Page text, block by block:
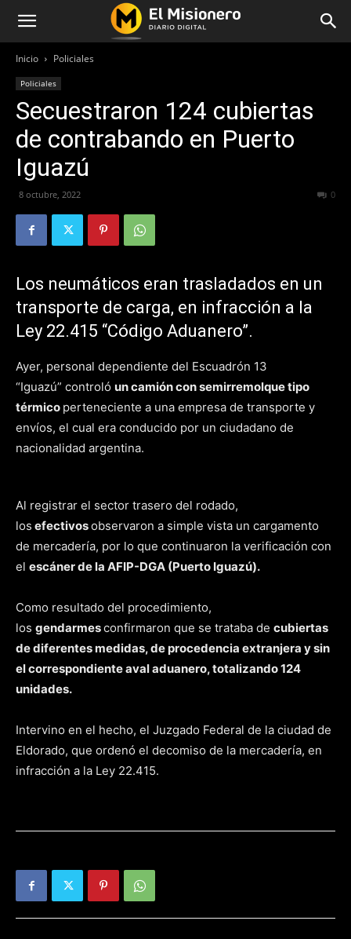
Inicio Policiales
Policiales
Secuestraron 124 cubiertas
de contrabando en Puerto
Iguazú
8 octubre, 2022 0
Los neumáticos eran trasladados en un
transporte de carga, en infracción a la
Ley 22.415 “Código Aduanero”.
Ayer, personal dependiente del Escuadrón 13
“Iguazú” controló un camión con semirremolque tipo
térmico perteneciente a una empresa de transporte y
envíos, el cual era conducido por un ciudadano de
nacionalidad argentina.
Al registrar el sector trasero del rodado,
los efectivosobservaron a simple vista un cargamento
de mercadería, por lo que continuaron la verificación con
el escáner de la AFIP-DGA (Puerto Iguazú).
Como resultado del procedimiento,
los gendarmesconfirmaron que se trataba de cubiertas
de diferentes medidas, de procedencia extranjera y sin
el correspondiente aval aduanero, totalizando 124
unidades.
Intervino en el hecho, el Juzgado Federal de la ciudad de
Eldorado, que ordenó el decomiso de la mercadería, en
infracción a la Ley 22.415.